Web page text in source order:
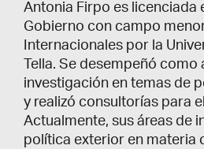
Antonia Firpo es licenciada
Gobierno con campo
Internacionales por la
Tella. Se desempeñó como
investigación en temas de
y realizó consultorías para
Actualmente, sus áreas de
política exterior en materia